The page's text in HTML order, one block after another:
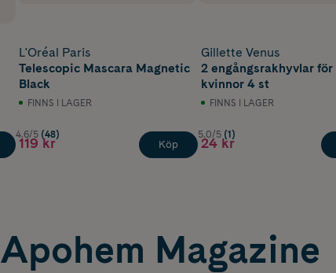
L'Oréal Paris
Telescopic Mascara Magnetic
Black
FINNS I LAGER
4.6/5 (48)
119 kr Köp
Gillette Venus
2 engångsrakhyvlar för
kvinnor 4 st
FINNS I LAGER
5.0/5 (1)
24 kr
Apohem Magazine